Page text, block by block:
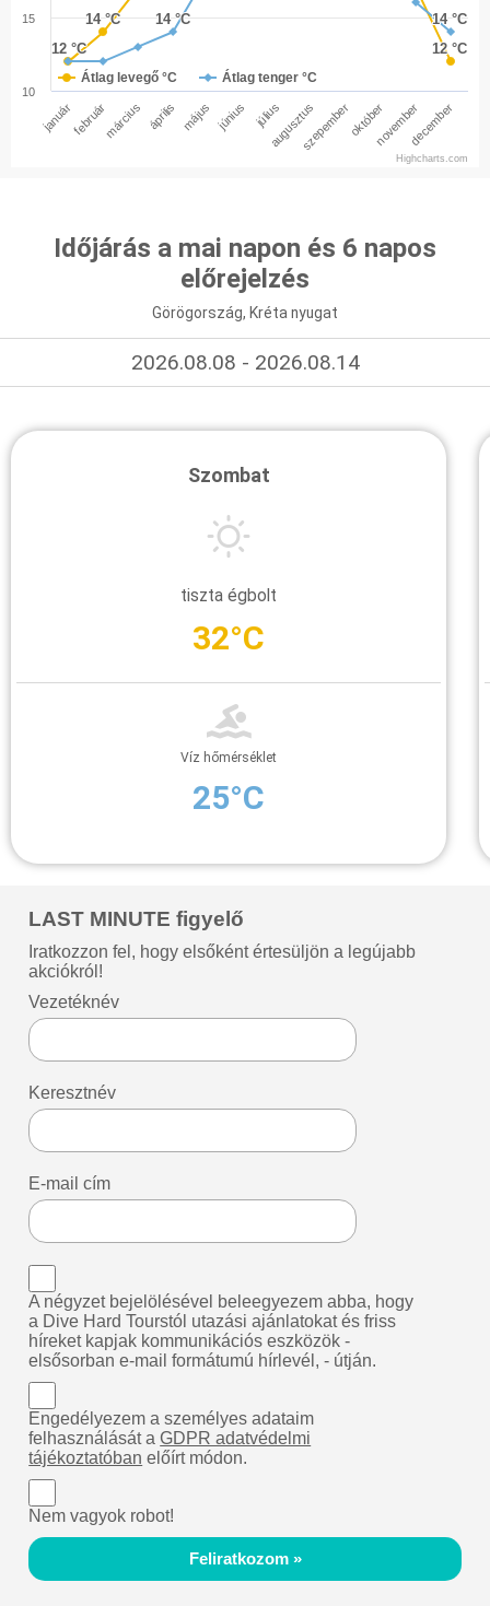
12 °C
12 °C
14 °C
14 °C
12 °C
12 °C
14 °C
14 °C 14 °C
14 °C
Átlag levegő °C Átlag tenger °C
januárfebruármárcius április május június júliusaugusztusszepemberoktóbernovemberdecember
10
15
Highcharts.com
Időjárás a mai napon és 6 napos
előrejelzés
Görögország, Kréta nyugat
2026.08.08 - 2026.08.14
Szombat
tiszta égbolt
32°C
Víz hőmérséklet
25°C
LAST MINUTE figyelő
Iratkozzon fel, hogy elsőként értesüljön a legújabb
akciókról!
Vezetéknév
Keresztnév
E-mail cím
A négyzet bejelölésével beleegyezem abba, hogy
a Dive Hard Tourstól utazási ajánlatokat és friss
híreket kapjak kommunikációs eszközök -
elsősorban e-mail formátumú hírlevél, - útján.
Engedélyezem a személyes adataim
felhasználását aGDPR adatvédelmi
tájékoztatóban előírt módon.
Nem vagyok robot!
Feliratkozom »